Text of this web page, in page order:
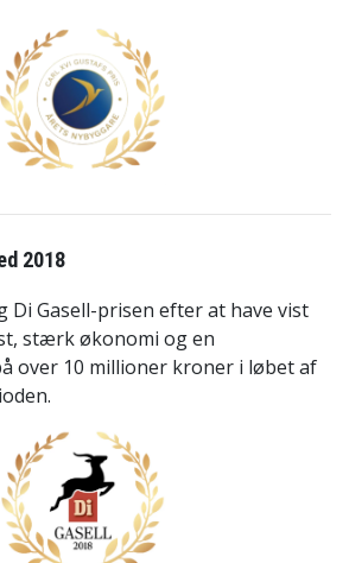
2018
Di Gasell-prisen efter at have vist
stærk økonomi og en
over 10 millioner kroner i løbet af